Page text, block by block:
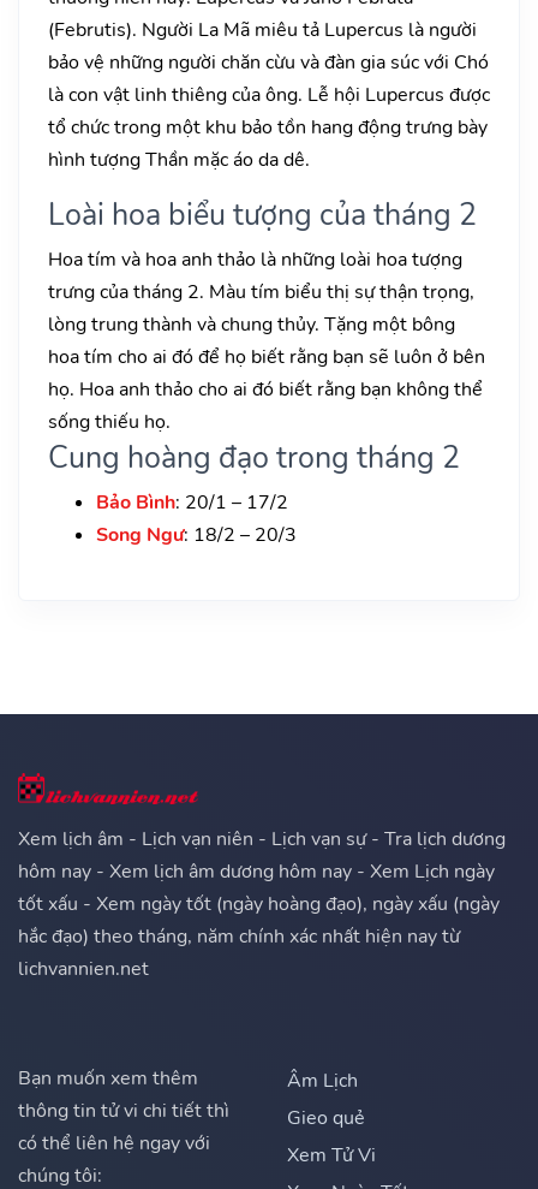
(Februtis). Người La Mã miêu tả Lupercus là người
bảo vệ những người chăn cừu và đàn gia súc với Chó
là con vật linh thiêng của ông. Lễ hội Lupercus được
tổ chức trong một khu bảo tồn hang động trưng bày
hình tượng Thần mặc áo da dê.
Loài hoa biểu tượng của tháng 2
Hoa tím và hoa anh thảo là những loài hoa tượng
trưng của tháng 2. Màu tím biểu thị sự thận trọng,
lòng trung thành và chung thủy. Tặng một bông
hoa tím cho ai đó để họ biết rằng bạn sẽ luôn ở bên
họ. Hoa anh thảo cho ai đó biết rằng bạn không thể
sống thiếu họ.
Cung hoàng đạo trong tháng 2
Bảo Bình: 20/1 – 17/2
Song Ngư: 18/2 – 20/3
Xem lịch âm - Lịch vạn niên - Lịch vạn sự - Tra lịch dương
hôm nay - Xem lịch âm dương hôm nay - Xem Lịch ngày
tốt xấu - Xem ngày tốt (ngày hoàng đạo), ngày xấu (ngày
hắc đạo) theo tháng, năm chính xác nhất hiện nay từ
lichvannien.net
Bạn muốn xem thêm
thông tin tử vi chi tiết thì
có thể liên hệ ngay với
chúng tôi:
Âm Lịch
Gieo quẻ
Xem Tử Vi